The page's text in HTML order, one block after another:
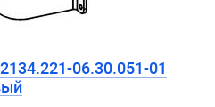
06.30.051-01